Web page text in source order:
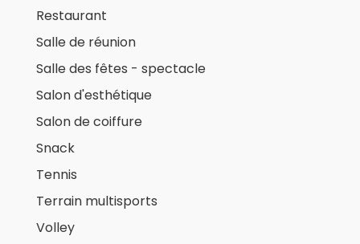
Restaurant
Salle de réunion
Salle des fêtes - spectacle
Salon d'esthétique
Salon de coiffure
Snack
Tennis
Terrain multisports
Volley